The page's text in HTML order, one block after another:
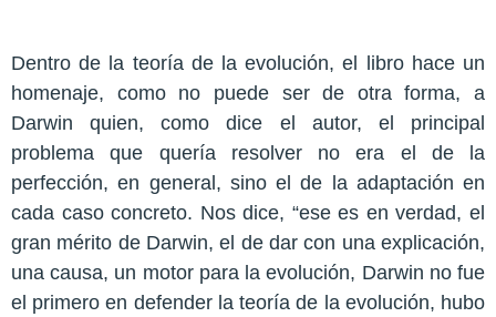
Dentro de la teoría de la evolución, el libro hace un
homenaje, como no puede ser de otra forma, a
Darwin quien, como dice el autor, el principal
problema que quería resolver no era el de la
perfección, en general, sino el de la adaptación en
cada caso concreto. Nos dice, “ese es en verdad, el
gran mérito de Darwin, el de dar con una explicación,
una causa, un motor para la evolución, Darwin no fue
el primero en defender la teoría de la evolución, hubo